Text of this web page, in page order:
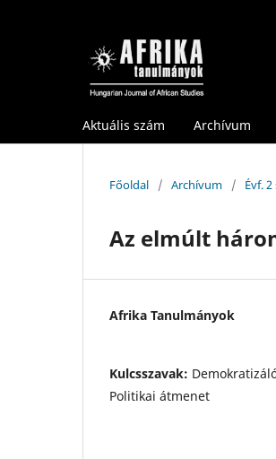
Aktuális szám Archívum
Főoldal / Archívum / Évf.
Az elmúlt
Afrika Tanulmányok
Kulcsszavak:
Politikai átmenet